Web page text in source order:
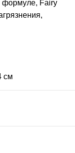
формуле, Fairy
см